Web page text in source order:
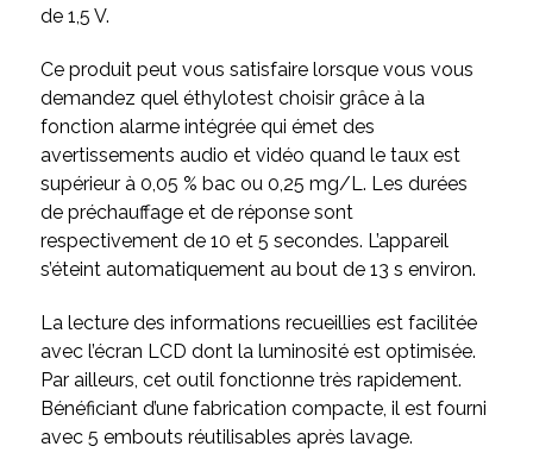
de 1,5 V.
Ce produit peut vous satisfaire lorsque vous vous
demandez quel éthylotest choisir grâce à la
fonction alarme intégrée qui émet des
avertissements audio et vidéo quand le taux est
supérieur à 0,05 % bac ou 0,25 mg/L. Les durées
de préchauffage et de réponse sont
respectivement de 10 et 5 secondes. L’appareil
s’éteint automatiquement au bout de 13 s environ.
La lecture des informations recueillies est facilitée
avec l’écran LCD dont la luminosité est optimisée.
Par ailleurs, cet outil fonctionne très rapidement.
Bénéficiant d’une fabrication compacte, il est fourni
avec 5 embouts réutilisables après lavage.